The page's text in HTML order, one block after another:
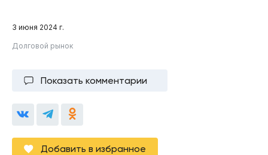
3 июня 2024 г.
Долговой рынок
Показать комментарии
Добавить в избранное